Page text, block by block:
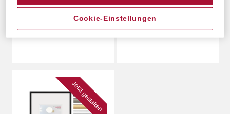
Mehr
Jetzt gestalten
Cookie-Einstellungen